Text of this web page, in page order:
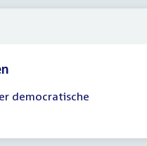
democratische